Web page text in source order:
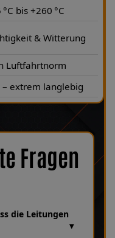
bis +260 °C
& Witterung
Luftfahrtnorm
extrem langlebig
Fragen
die Leitungen